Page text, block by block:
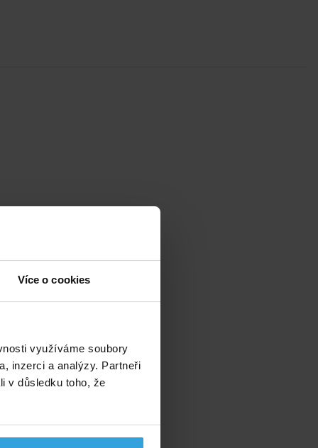
Více o cookies
využíváme soubory
inzerci a analýzy. Partneři
v důsledku toho, že